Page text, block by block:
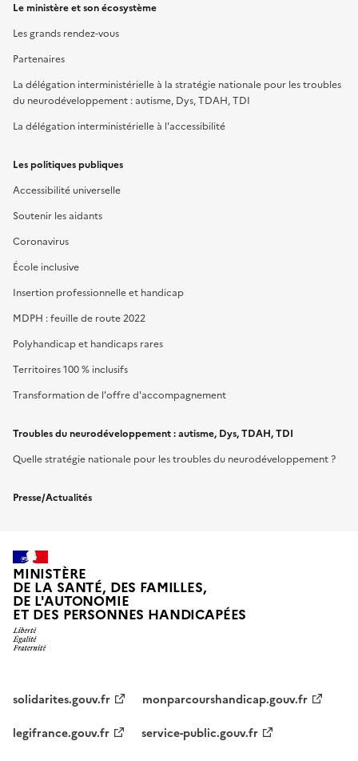
Le ministère et son écosystème
Les grands rendez-vous
Partenaires
La délégation interministérielle à la stratégie nationale pour les troubles
du neurodéveloppement : autisme, Dys, TDAH, TDI
La délégation interministérielle à l'accessibilité
Les politiques publiques
Accessibilité universelle
Soutenir les aidants
Coronavirus
École inclusive
Insertion professionnelle et handicap
MDPH : feuille de route 2022
Polyhandicap et handicaps rares
Territoires 100 % inclusifs
Transformation de l'offre d'accompagnement
Troubles du neurodéveloppement : autisme, Dys, TDAH, TDI
Quelle stratégie nationale pour les troubles du neurodéveloppement ?
Presse/Actualités
MINISTÈRE
DE LA SANTÉ, DES FAMILLES,
DE L'AUTONOMIE
ET DES PERSONNES HANDICAPÉES
solidarites.gouv.fr
monparcourshandicap.gouv.fr
legifrance.gouv.fr
service-public.gouv.fr